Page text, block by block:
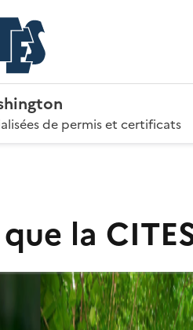
de permis et certificats
la